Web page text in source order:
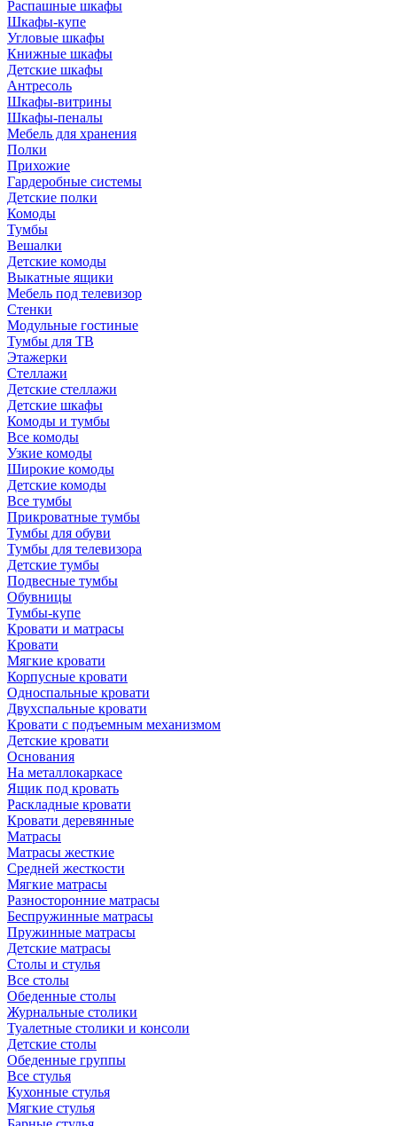
Распашные шкафы
Шкафы-купе
Угловые шкафы
Книжные шкафы
Детские шкафы
Антресоль
Шкафы-витрины
Шкафы-пеналы
Мебель для хранения
Полки
Прихожие
Гардеробные системы
Детские полки
Комоды
Тумбы
Вешалки
Детские комоды
Выкатные ящики
Мебель под телевизор
Стенки
Модульные гостиные
Тумбы для ТВ
Этажерки
Стеллажи
Детские стеллажи
Детские шкафы
Комоды и тумбы
Все комоды
Узкие комоды
Широкие комоды
Детские комоды
Все тумбы
Прикроватные тумбы
Тумбы для обуви
Тумбы для телевизора
Детские тумбы
Подвесные тумбы
Обувницы
Тумбы-купе
Кровати и матрасы
Кровати
Мягкие кровати
Корпусные кровати
Односпальные кровати
Двухспальные кровати
Кровати с подъемным механизмом
Детские кровати
Основания
На металлокаркасе
Ящик под кровать
Раскладные кровати
Кровати деревянные
Матрасы
Матрасы жесткие
Средней жесткости
Мягкие матрасы
Разносторонние матрасы
Беспружинные матрасы
Пружинные матрасы
Детские матрасы
Столы и стулья
Все столы
Обеденные столы
Журнальные столики
Туалетные столики и консоли
Детские столы
Обеденные группы
Все стулья
Кухонные стулья
Мягкие стулья